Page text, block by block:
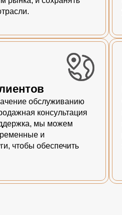
обслуживанию
консультация
мы можем
и
чтобы обеспечить